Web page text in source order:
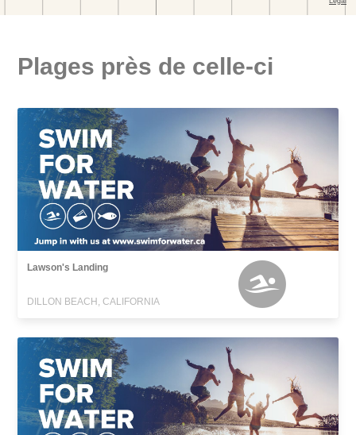
Plages près de celle-ci
Lawson's Landing
DILLON BEACH, CALIFORNIA